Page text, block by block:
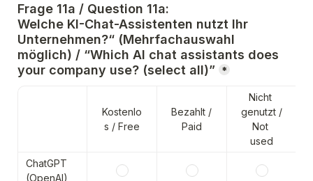
Frage 11a / Question 11a:
Welche KI-Chat-Assistenten nutzt Ihr
Unternehmen?“ (Mehrfachauswahl
möglich) / “Which AI chat assistants does
your company use? (select all)” *
Kostenlo
s / Free
Bezahlt /
Paid
Nicht
genutzt /
Not
used
ChatGPT
(OpenAI)